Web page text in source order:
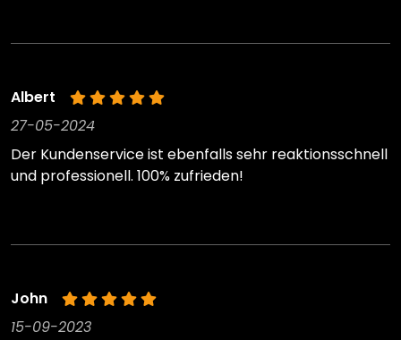
Albert
27-05-2024
Der Kundenservice ist ebenfalls sehr reaktionsschnell
und professionell. 100% zufrieden!
John
15-09-2023